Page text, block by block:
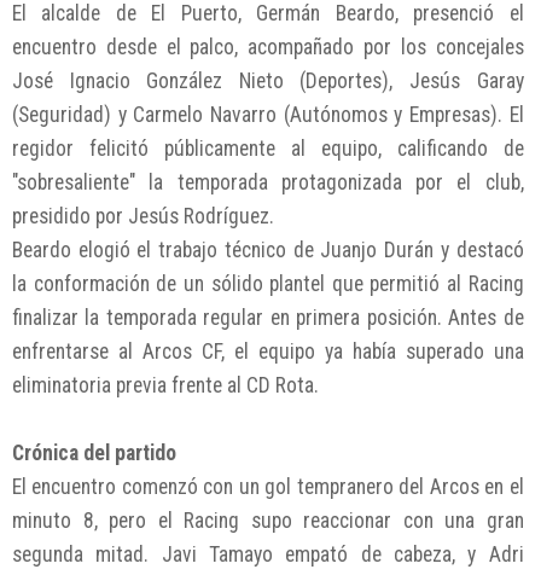
El alcalde de El Puerto, Germán Beardo, presenció el
encuentro desde el palco, acompañado por los concejales
José Ignacio González Nieto (Deportes), Jesús Garay
(Seguridad) y Carmelo Navarro (Autónomos y Empresas). El
regidor felicitó públicamente al equipo, calificando de
"sobresaliente" la temporada protagonizada por el club,
presidido por Jesús Rodríguez.
Beardo elogió el trabajo técnico de Juanjo Durán y destacó
la conformación de un sólido plantel que permitió al Racing
finalizar la temporada regular en primera posición. Antes de
enfrentarse al Arcos CF, el equipo ya había superado una
eliminatoria previa frente al CD Rota.
Crónica del partido
El encuentro comenzó con un gol tempranero del Arcos en el
minuto 8, pero el Racing supo reaccionar con una gran
segunda mitad. Javi Tamayo empató de cabeza, y Adri